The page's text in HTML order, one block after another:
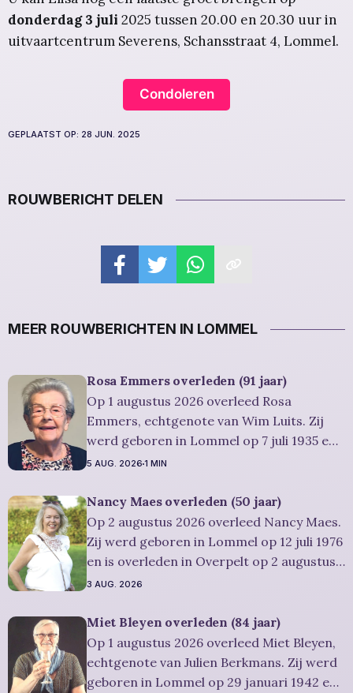
donderdag 3 juli 2025 tussen 20.00 en 20.30 uur in
uitvaartcentrum Severens, Schansstraat 4, Lommel.
Condoleren
GEPLAATST OP: 28 JUN. 2025
ROUWBERICHT DELEN
MEER ROUWBERICHTEN IN LOMMEL
Rosa Emmers overleden (91 jaar)
Op 1 augustus 2026 overleed Rosa
Emmers, echtgenote van Wim Luits. Zij
werd geboren in Lommel op 7 juli 1935 en
is overleden in Leopoldsburg op 1
Leopoldsburg en werd 91 jaar.
Rouwbericht Severens: De
afscheidsplechtigheid van Rosa zal in
intieme kring plaatsvinden. Er
5 AUG. 2026 1 MIN
Nancy Maes overleden (50 jaar)
Op 2 augustus 2026 overleed Nancy Maes.
Zij werd geboren in Lommel op 12 juli 1976
en is overleden in Overpelt op 2 augustus
2026. Ze was woonachtig in Lommel en
afscheidsplechtigheid vindt plaats in
besloten kring. Er is gelegenheid om in alle
rust
3 AUG. 2026
Miet Bleyen overleden (84 jaar)
Op 1 augustus 2026 overleed Miet Bleyen,
echtgenote van Julien Berkmans. Zij werd
geboren in Lommel op 29 januari 1942 en